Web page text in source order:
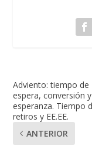
Adviento: tiempo de
espera, conversión y
esperanza. Tiempo
retiros y EE.EE.
ANTERIOR